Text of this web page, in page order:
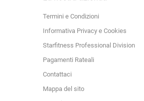
Termini e Condizioni
Informativa Privacy e Cookies
Starfitness Professional Division
Pagamenti Rateali
Contattaci
Mappa del sito